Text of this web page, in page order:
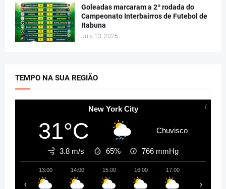
Goleadas marcaram a 2º rodada do
Campeonato Interbairros de Futebol de
Itabuna
July 13, 2026
TEMPO NA SUA REGIÃO
New York City
31°C Chuvisco
3.8 m/s 65% 766 mmHg
13:00 14:00 15:00 16:00 17:00
‹ ›